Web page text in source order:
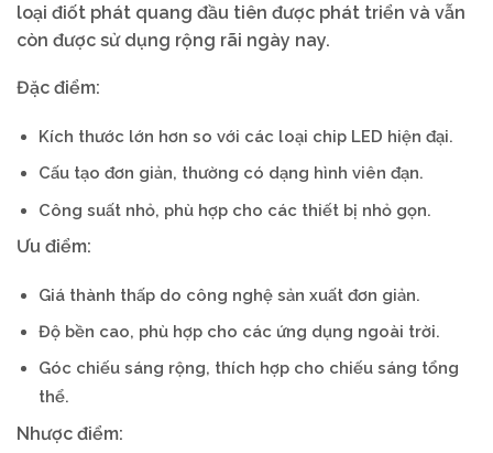
loại điốt phát quang đầu tiên được phát triển và vẫn
còn được sử dụng rộng rãi ngày nay.
Đặc điểm:
Kích thước lớn hơn so với các loại chip LED hiện đại.
Cấu tạo đơn giản, thường có dạng hình viên đạn.
Công suất nhỏ, phù hợp cho các thiết bị nhỏ gọn.
Ưu điểm:
Giá thành thấp do công nghệ sản xuất đơn giản.
Độ bền cao, phù hợp cho các ứng dụng ngoài trời.
Góc chiếu sáng rộng, thích hợp cho chiếu sáng tổng
thể.
Nhược điểm: